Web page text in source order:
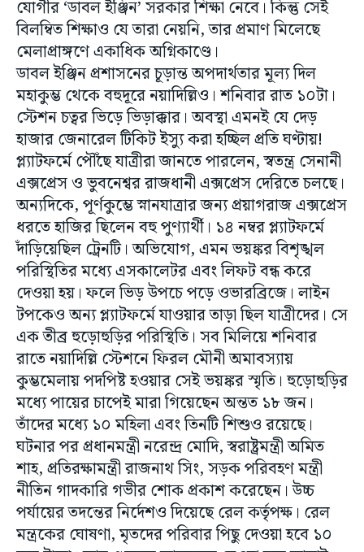
যোগীর ‘ডাবল ইঞ্জিন’ সরকার শিক্ষা নেবে। কিন্তু সেই
বিলম্বিত শিক্ষাও যে তারা নেয়নি, তার প্রমাণ মিলেছে
মেলাপ্রাঙ্গণে একাধিক অগ্নিকাণ্ডে।
ডাবল ইঞ্জিন প্রশাসনের চূড়ান্ত অপদার্থতার মূল্য দিল
মহাকুম্ভ থেকে বহুদূরে নয়াদিল্লিও। শনিবার রাত ১০টা।
স্টেশন চত্বর ভিড়ে ভিড়াক্কার। অবস্থা এমনই যে দেড়
হাজার জেনারেল টিকিট ইস্যু করা হচ্ছিল প্রতি ঘণ্টায়!
প্ল্যাটফর্মে পৌঁছে যাত্রীরা জানতে পারলেন, স্বতন্ত্র সেনানী
এক্সপ্রেস ও ভুবনেশ্বর রাজধানী এক্সপ্রেস দেরিতে চলছে।
অন্যদিকে, পূর্ণকুম্ভে স্নানযাত্রার জন্য প্রয়াগরাজ এক্সপ্রেস
ধরতে হাজির ছিলেন বহু পুণ্যার্থী। ১৪ নম্বর প্ল্যাটফর্মে
দাঁড়িয়েছিল ট্রেনটি। অভিযোগ, এমন ভয়ঙ্কর বিশৃঙ্খল
পরিস্থিতির মধ্যে এসকালেটর এবং লিফট বন্ধ করে
দেওয়া হয়। ফলে ভিড় উপচে পড়ে ওভারব্রিজে। লাইন
টপকেও অন্য প্ল্যাটফর্মে যাওয়ার তাড়া ছিল যাত্রীদের। সে
এক তীব্র হুড়োহুড়ির পরিস্থিতি। সব মিলিয়ে শনিবার
রাতে নয়াদিল্লি স্টেশনে ফিরল মৌনী অমাবস্যায়
কুম্ভমেলায় পদপিষ্ট হওয়ার সেই ভয়ঙ্কর স্মৃতি। হুড়োহুড়ির
মধ্যে পায়ের চাপেই মারা গিয়েছেন অন্তত ১৮ জন।
তাঁদের মধ্যে ১০ মহিলা এবং তিনটি শিশুও রয়েছে।
ঘটনার পর প্রধানমন্ত্রী নরেন্দ্র মোদি, স্বরাষ্ট্রমন্ত্রী অমিত
শাহ, প্রতিরক্ষামন্ত্রী রাজনাথ সিং, সড়ক পরিবহণ মন্ত্রী
নীতিন গাদকারি গভীর শোক প্রকাশ করেছেন। উচ্চ
পর্যায়ের তদন্তের নির্দেশও দিয়েছে রেল কর্তৃপক্ষ। রেল
মন্ত্রকের ঘোষণা, মৃতদের পরিবার পিছু দেওয়া হবে ১০